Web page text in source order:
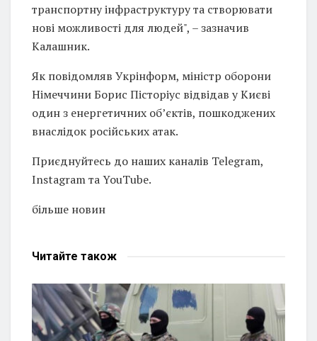
транспортну інфраструктуру та створювати
нові можливості для людей", – зазначив
Калашник.
Як повідомляв Укрінформ, міністр оборони
Німеччини Борис Пісторіус відвідав у Києві
один з енергетичних об’єктів, пошкоджених
внаслідок російських атак.
Приєднуйтесь до наших каналів Telegram,
Instagram та YouTube.
більше новин
Читайте також